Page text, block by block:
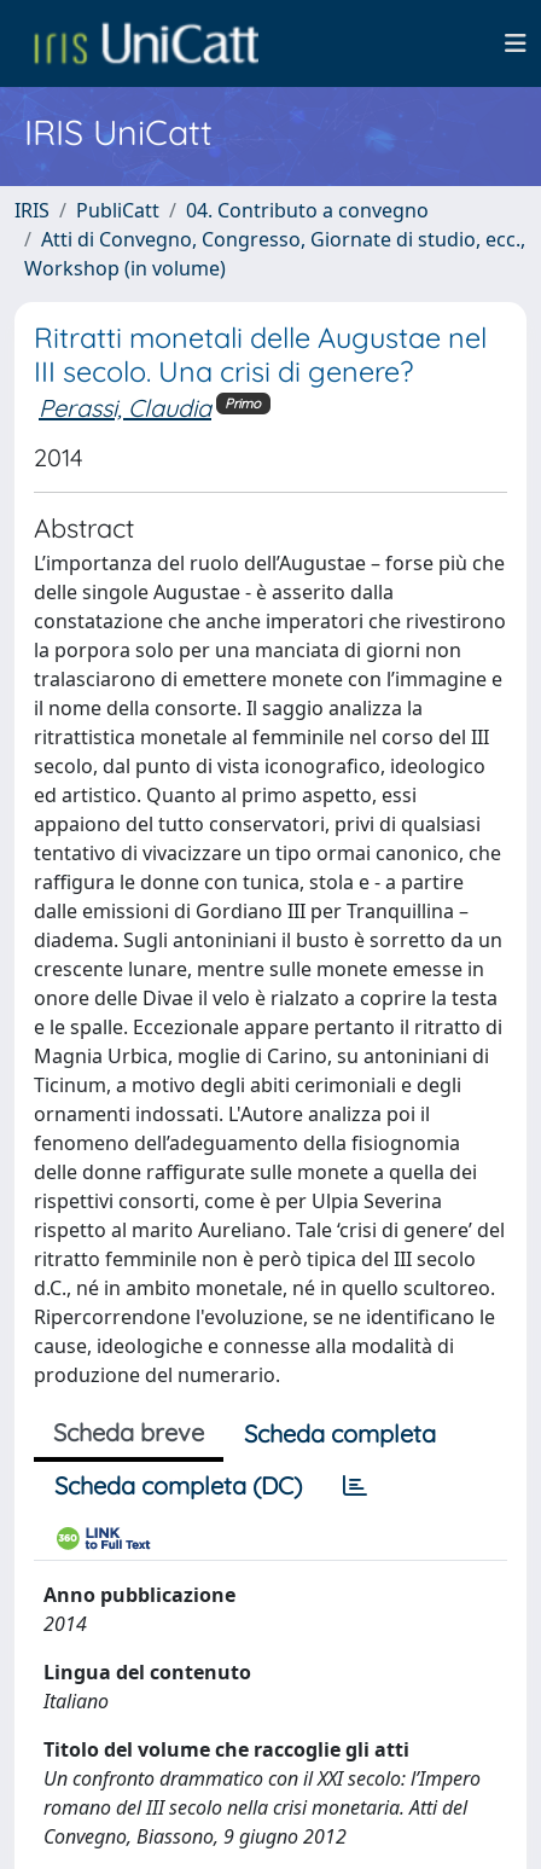
IRIS UniCatt
IRIS PubliCatt
04. Contributo a convegno
Atti di Convegno, Congresso, Giornate di studio, ecc.,
Workshop (in volume)
Ritratti monetali delle Augustae nel
III secolo. Una crisi di genere?
Perassi, Claudia Primo
2014
Abstract
L’importanza del ruolo dell’Augustae – forse più che
delle singole Augustae - è asserito dalla
constatazione che anche imperatori che rivestirono
la porpora solo per una manciata di giorni non
tralasciarono di emettere monete con l’immagine e
il nome della consorte. Il saggio analizza la
ritrattistica monetale al femminile nel corso del III
secolo, dal punto di vista iconografico, ideologico
ed artistico. Quanto al primo aspetto, essi
appaiono del tutto conservatori, privi di qualsiasi
tentativo di vivacizzare un tipo ormai canonico, che
raffigura le donne con tunica, stola e - a partire
dalle emissioni di Gordiano III per Tranquillina –
diadema. Sugli antoniniani il busto è sorretto da un
crescente lunare, mentre sulle monete emesse in
onore delle Divae il velo è rialzato a coprire la testa
e le spalle. Eccezionale appare pertanto il ritratto di
Magnia Urbica, moglie di Carino, su antoniniani di
Ticinum, a motivo degli abiti cerimoniali e degli
ornamenti indossati. L'Autore analizza poi il
fenomeno dell’adeguamento della fisiognomia
delle donne raffigurate sulle monete a quella dei
rispettivi consorti, come è per Ulpia Severina
rispetto al marito Aureliano. Tale ‘crisi di genere’ del
ritratto femminile non è però tipica del III secolo
d.C., né in ambito monetale, né in quello scultoreo.
Ripercorrendone l'evoluzione, se ne identificano le
cause, ideologiche e connesse alla modalità di
produzione del numerario.
Scheda breve
Scheda completa
Scheda completa (DC)
Anno pubblicazione
2014
Lingua del contenuto
Italiano
Titolo del volume che raccoglie gli atti
Un confronto drammatico con il XXI secolo: l’Impero
romano del III secolo nella crisi monetaria. Atti del
Convegno, Biassono, 9 giugno 2012